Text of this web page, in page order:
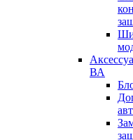
ВА